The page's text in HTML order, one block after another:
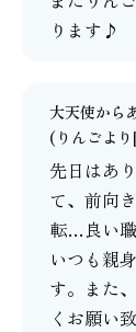
ります♪
大天使から
(りんごよ
先日はあ
て、前向
転…良い職
いつも親
す。また
くお願い